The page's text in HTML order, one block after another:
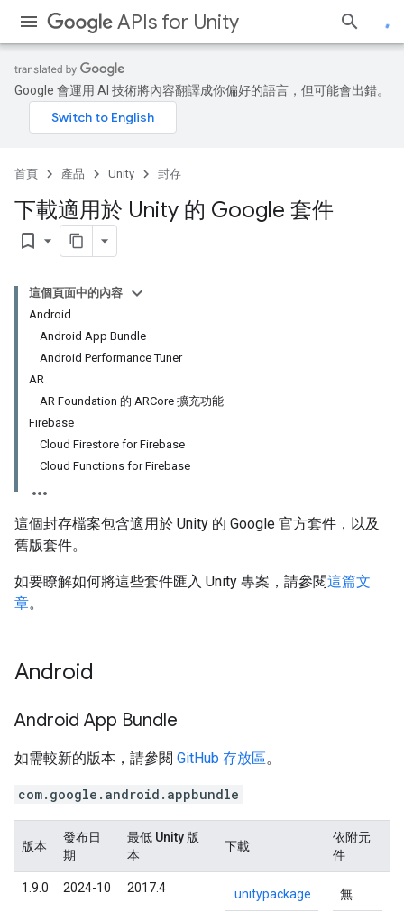
APIs for Unity
Google 會運用 AI 技術將內容翻譯成你偏好的語言，但可能會出錯。
首頁 產品 Unity 封存
下載適用於 Unity 的 Google 套件
bookmark_border
這個頁面中的內容
Android
Android App Bundle
Android Performance Tuner
AR
AR Foundation 的 ARCore 擴充功能
Firebase
Cloud Firestore for Firebase
Cloud Functions for Firebase
這個封存檔案包含適用於 Unity 的 Google 官方套件，以及
舊版套件。
如要瞭解如何將這些套件匯入 Unity 專案，請參閱這篇文
章。
Android
Android App Bundle
如需較新的版本，請參閱 GitHub 存放區。
com.google.android.appbundle
版本
發布日
期
最低 Unity 版
本
下載
依附元
件
1.9.0 2024-10 2017.4 .unitypackage 無